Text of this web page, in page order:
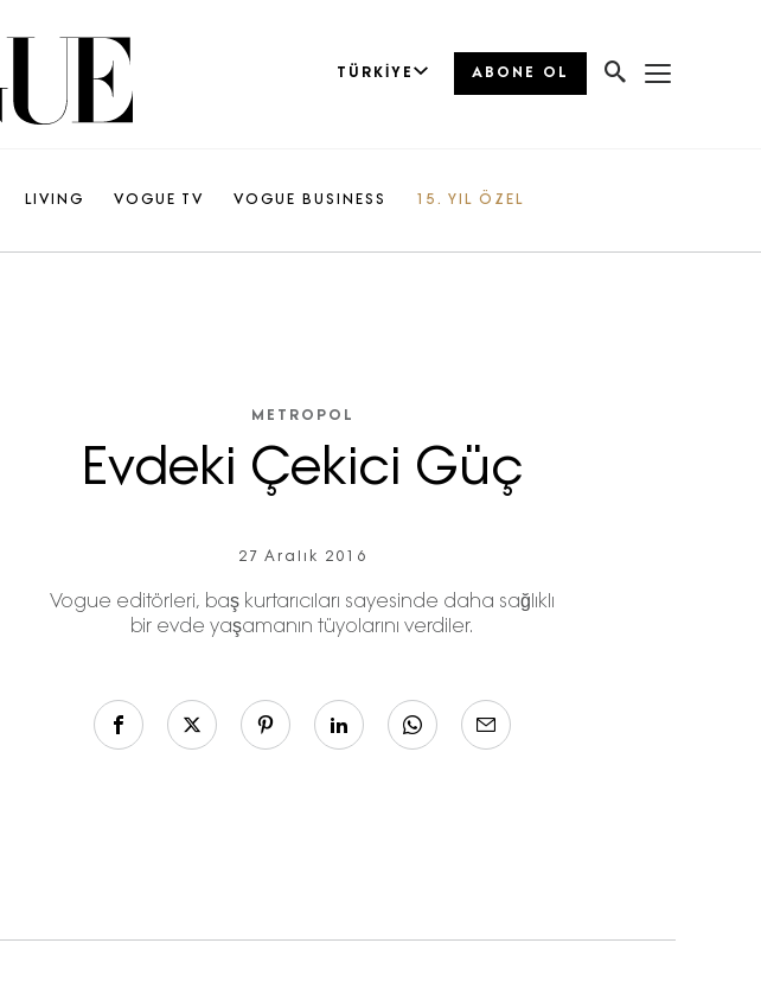
TÜRKIYE ABONE OL
LIVING VOGUE TV VOGUE BUSINESS 15. YIL ÖZEL
METROPOL
Evdeki Çekici Güç
27 Aralık 2016
Vogue editörleri, baş kurtarıcıları sayesinde daha sağlıklı
bir evde yaşamanın tüyolarını verdiler.